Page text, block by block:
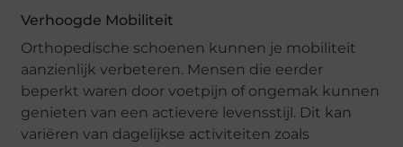
Verhoogde Mobiliteit
Orthopedische schoenen kunnen je mobiliteit
aanzienlijk verbeteren. Mensen die eerder
beperkt waren door voetpijn of ongemak kunnen
genieten van een actievere levensstijl. Dit kan
variëren van dagelijkse activiteiten zoals